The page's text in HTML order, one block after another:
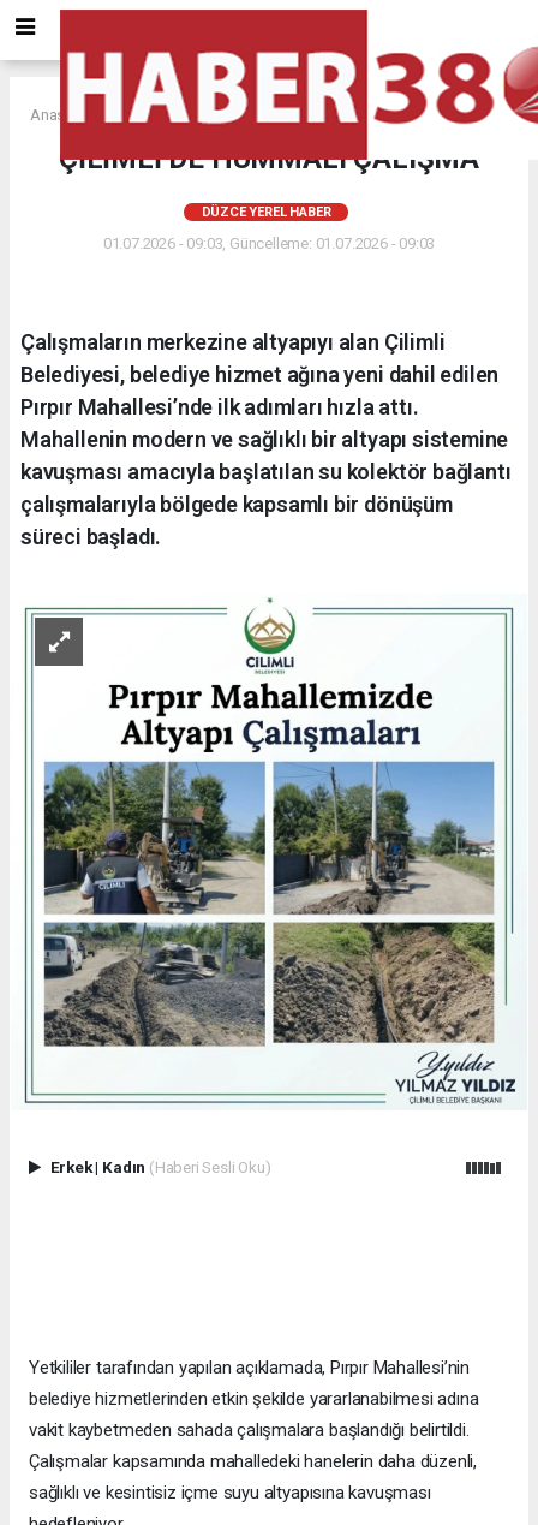
Anasayfa DÜZCE YEREL HABER
ÇİLİMLİ DE HUMMALI ÇALIŞMA
DÜZCE YEREL HABER
01.07.2026 - 09:03, Güncelleme: 01.07.2026 - 09:03
Çalışmaların merkezine altyapıyı alan Çilimli
Belediyesi, belediye hizmet ağına yeni dahil edilen
Pırpır Mahallesi’nde ilk adımları hızla attı.
Mahallenin modern ve sağlıklı bir altyapı sistemine
kavuşması amacıyla başlatılan su kolektör bağlantı
çalışmalarıyla bölgede kapsamlı bir dönüşüm
süreci başladı.
Erkek| Kadın (Haberi Sesli Oku)
Yetkililer tarafından yapılan açıklamada, Pırpır Mahallesi’nin
belediye hizmetlerinden etkin şekilde yararlanabilmesi adına
vakit kaybetmeden sahada çalışmalara başlandığı belirtildi.
Çalışmalar kapsamında mahalledeki hanelerin daha düzenli,
sağlıklı ve kesintisiz içme suyu altyapısına kavuşması